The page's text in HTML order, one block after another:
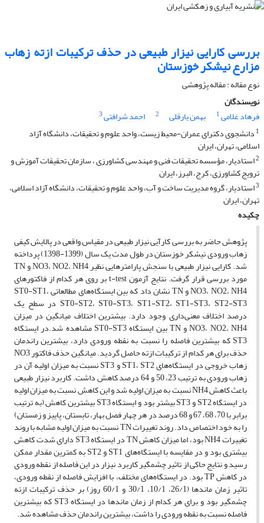
بررسی کارایی نیزار طبیعی در حذف ترکیبات ازته زهاب
مزارع نیشکر خوزستان
نوع مقاله : مقاله پژوهشی
نویسندگان
فرهاد غلامی1 بهمن یارقلی 2 احمد شرافتی3
1 دانشجوی دکترای عمران-محیط زیست، واحد علوم و تحقیقات، دانشگاه آزاد
اسلامی، تهران، ایران
2استادیار، مؤسسه تحقیقات فنی و مهندسی کشاورزی ، سازمان تحقیقات آموزش و
ترویج کشاورزی، کرج، البرز، ایران
3استادیار، گروه مدیریت ساخت و آب، واحد علوم و تحقیقات، دانشگاه آزاد اسلامی،
تهران، ایران
چکیده
پژوهش حاضر به بررسی کارآیی نیزار طبیعی در مقیاس واقعی در پالایش کیفی
زهاب ورودی نیشکر خوزستان در طول مدت یک سال (1399-1398) پرداخته
شد. کارایی نیزار طبیعی با سنجش پارامتر‌هایی نظیر NO3، NO2، NH4 و TN
مورد بررسی قرار گرفت. نتایج آزمون t-test بر روی هر کدام از فاکتور‌های
NO3، NO2، NH4 و TN نشان داد که بین ایستگاه‌های مطالعاتی ST0-ST1،
ST0-ST2، ST0-ST3، ST1-ST2، ST1-ST3، ST2-ST3 در سطح یک
درصد اختلاف معنی‌داری وجود دارد. بیشترین اختلاف میانگین در میزان
NO3، NO2، NH4 و TN بین ایستگاه ST0-ST3 مشاهده شد.در ایستگاه
ST3 که بیشترین فاصله را نسبت به نقطه ورودی دارد، بیشترین راندمان
حذف برای هر کدام از ترکیبات ازته حاصل گردید. میانگین حذف فاکتور NO3
زهاب خروجی در ایستگاه‌های ST1، ST2 و ST3 نسبت به میزان اولیه آن در
زهاب ورودی به ترتیب 23، 50 و 64 درصد کاهش داشت. کاربرد نیزار طبیعی
باعث کاهش NH4 نسبت به میزان اولیه شد و این کاهش نسبت به میزان اولیه
در ایستگاه ST2 و ST3 بیشتر بود و ایستگاه ST3 بیشترین کاهش (به ترتیب
برابر با 70، 68، 67 و 68 درصد در هر چهار فصل بهار، تابستان، پاییز و زمستان)
را به خود اختصاص داد. روند تغییرات TN نسبت به میزان اولیه مشابه با روند
تغییرات NH4 بود، اما میزان کاهش TN در ایستگاه ST3 دارای شدت کاهش
بیشتری بود و در مقایسه با ایستگاه‌های ST1 و ST2 به کمترین مقدار ممکن
رسید و نتایج حاکی از تاثیر چشمگیر کاربرد نیزار در این فاصله از نقطه ورودی
در کاهش TP بود. در ایستگاه‌های مختلف، با افزایش فاصله از نقطه ورودی،
تاثیر زمان ماند‌ها (26/1، 10/1، 30/1 و 60/1 روز) بر حذف ترکیبات ازته
چشمگیر بود و برای هر کدام از زمان ماند‌ها در ایستگاه ST3 که بیشترین
فاصله نسبت به نقطه ورودی را داشت، بیشترین راندمان حذف مشاهده شد.